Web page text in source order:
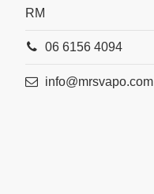
RM
06 6156 4094
info@mrsvapo.com